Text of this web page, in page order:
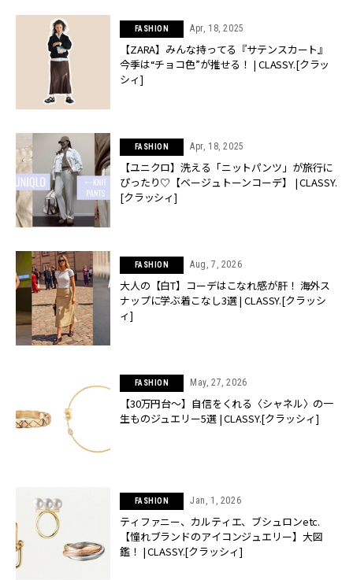
FASHION Apr, 18, 2025
【ZARA】みんな持ってる『サテンスカート』
今季は“チョコ色”が推せる！ | CLASSY.[クラッ
シィ]
FASHION Apr, 18, 2025
【ユニクロ】洗える「ニットパンツ」が旅行に
ぴったり♡【ベージュトーンコーデ】 | CLASSY.
[クラッシィ]
FASHION Aug, 7, 2026
大人の【白T】コーデはこなれ感が肝！ 海外ス
ナップに学ぶ着こなし3選 | CLASSY.[クラッシ
ィ]
FASHION May, 27, 2026
【30万円台〜】自信をくれる〈シャネル〉の一
生ものジュエリー5選 | CLASSY.[クラッシィ]
FASHION Jan, 1, 2026
ティファニー、カルティエ、ブシュロンetc.
【憧れブランドのアイコンジュエリー】大図
鑑！ | CLASSY.[クラッシィ]